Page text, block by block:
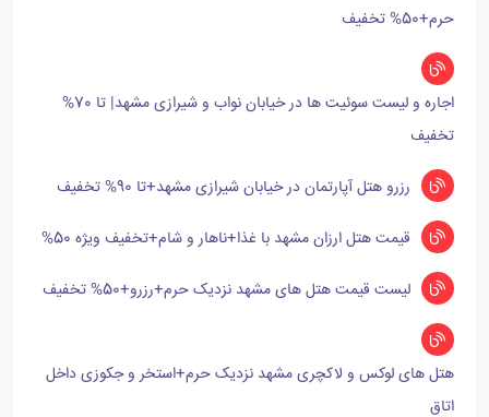
حرم+50% تخفیف
اجاره و لیست سوئیت ها در خیابان نواب و شیرازی مشهد| تا 70%
تخفیف
رزرو هتل آپارتمان در خیابان شیرازی مشهد+تا 90% تخفیف
قیمت هتل ارزان مشهد با غذا+ناهار و شام+تخفیف ویژه 50%
لیست قیمت هتل های مشهد نزدیک حرم+رزرو+50% تخفیف
هتل های لوکس و لاکچری مشهد نزدیک حرم+استخر و جکوزی داخل
اتاق